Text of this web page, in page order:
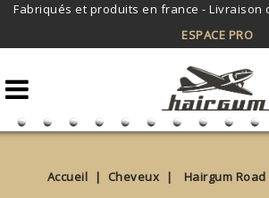
Fabriqués et produits en france - Livraison
ESPACE PRO
Accueil Cheveux Hairgum